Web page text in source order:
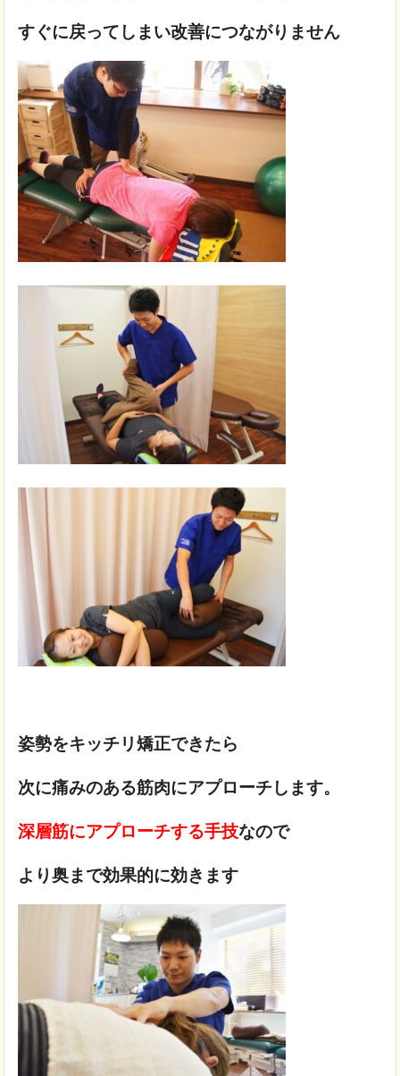
すぐに戻ってしまい改善につながりません
姿勢をキッチリ矯正できたら
次に痛みのある筋肉にアプローチします。
深層筋にアプローチする手技なので
より奥まで効果的に効きます